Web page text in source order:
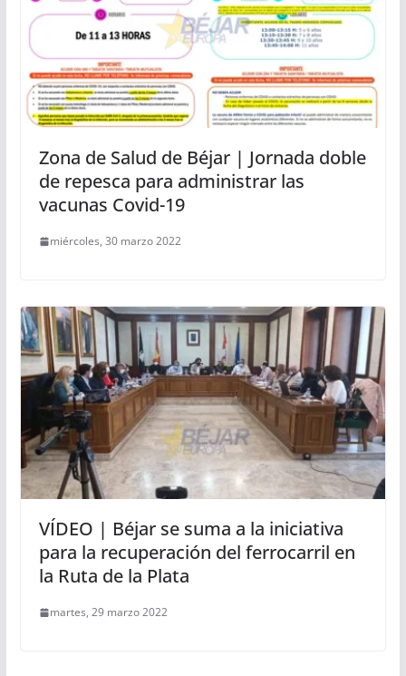
Zona de Salud de Béjar | Jornada doble
de repesca para administrar las
vacunas Covid-19
miércoles, 30 marzo 2022
VÍDEO | Béjar se suma a la iniciativa
para la recuperación del ferrocarril en
la Ruta de la Plata
martes, 29 marzo 2022